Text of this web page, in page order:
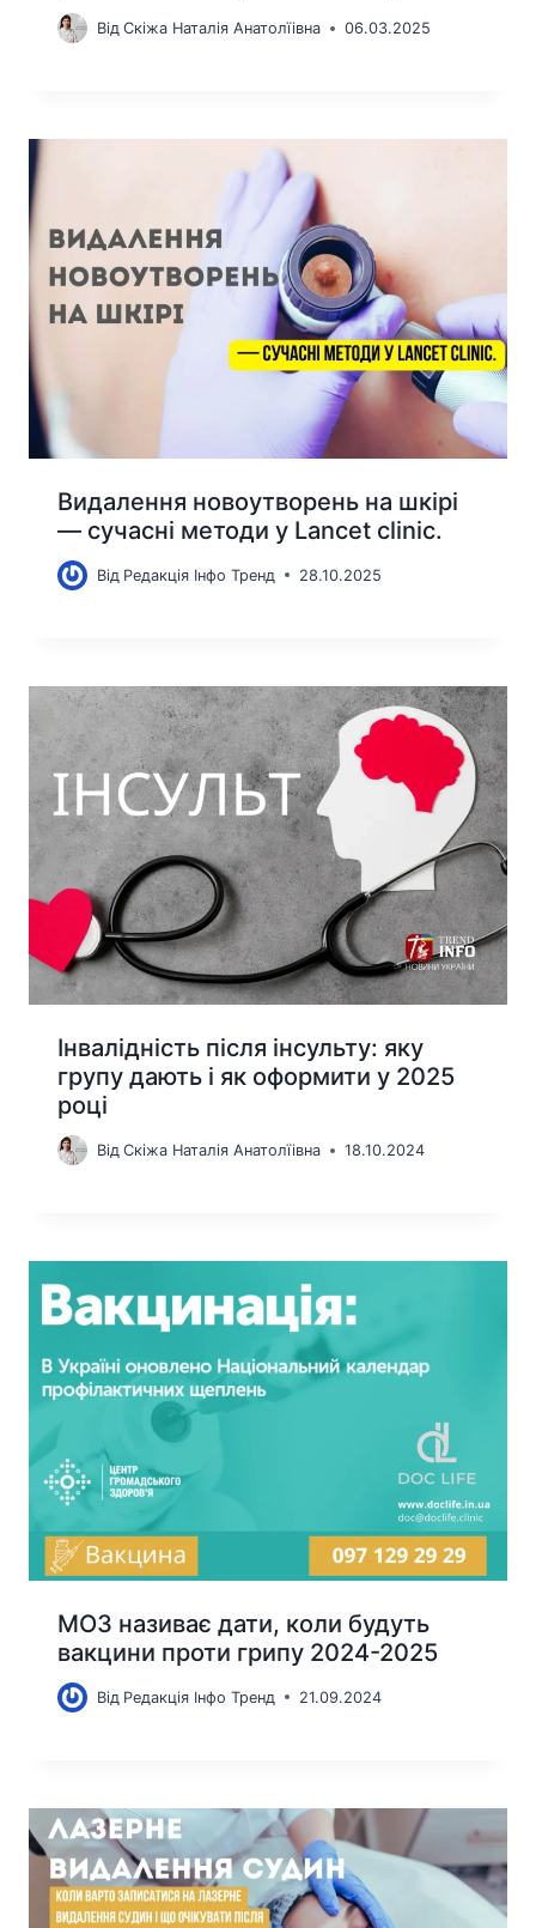
Від Скіжа Наталія Анатолїівна 06.03.2025
Видалення новоутворень на шкірі
— сучасні методи у Lancet clinic.
Від Редакція Інфо Тренд 28.10.2025
Інвалідність після інсульту: яку
групу дають і як оформити у 2025
році
Від Скіжа Наталія Анатолїівна 18.10.2024
МОЗ називає дати, коли будуть
вакцини проти грипу 2024-2025
Від Редакція Інфо Тренд 21.09.2024